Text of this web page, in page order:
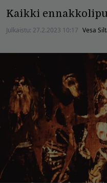
Kaikki
Julkaistu: 27.2.2023 10:17 Vesa